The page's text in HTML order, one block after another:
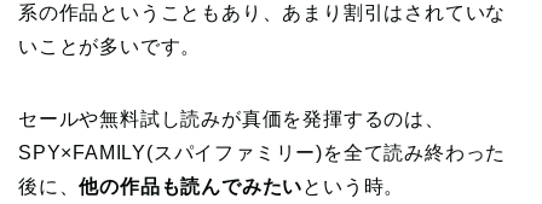
系の作品ということもあり、あまり割引はされていな
いことが多いです。
セールや無料試し読みが真価を発揮するのは、
SPY×FAMILY(スパイファミリー)を全て読み終わった
後に、他の作品も読んでみたいという時。